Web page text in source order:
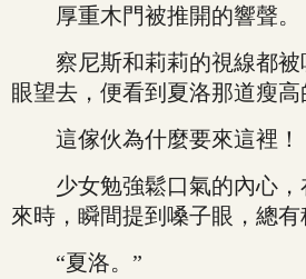
厚重木門被推開的響聲。
察尼斯和莉莉的視線都被
眼望去，便看到夏洛那道瘦高
這傢伙為什麼要來這裡！
少女勉強鬆口氣的內心，
來時，瞬間提到嗓子眼，總有
“夏洛。”